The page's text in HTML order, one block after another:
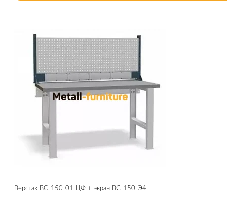
Верстак ВС-150-01 ЦФ + экран ВС-150-Э4